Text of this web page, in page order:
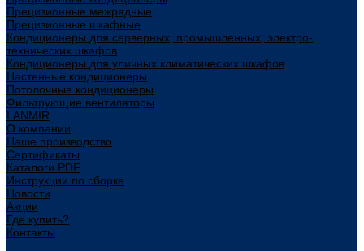
Прецизионные межрядные
Прецизионные шкафные
Кондиционеры для серверных, промышленных, электро-
технических шкафов
Кондиционеры для уличных климатических шкафов
Настенные кондиционеры
Потолочные кондиционеры
Фильтрующие вентиляторы
LANMIR
О компании
Наше производство
Сертификаты
Каталоги PDF
Инструкции по сборке
Новости
Акции
Где купить?
Контакты